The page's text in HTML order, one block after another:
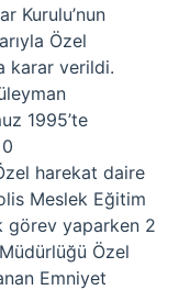
Kurulu’nun
Özel
karar verildi.
1995’te
harekat daire
Meslek Eğitim
görev yaparken 2
Özel
Emniyet